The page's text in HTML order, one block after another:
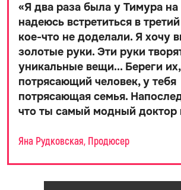
«Я два раза была у Тимура на
надеюсь встретиться в
кое-что не доделали. Я хочу
золотые руки. Эти руки
уникальные вещи... Береги
потрясающий человек, у тебя
потрясающая семья.
что ты самый модный доктор
Яна Рудковская, Продюсер